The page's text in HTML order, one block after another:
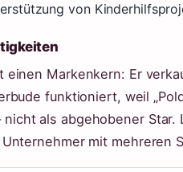
von
einen Markenkern: Er
funktioniert, weil
nicht als abgehobener
Unternehmer mit mehreren